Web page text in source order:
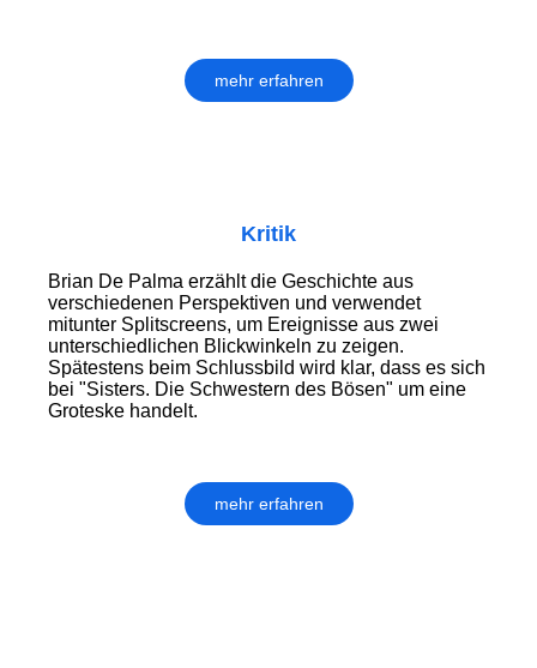
mehr erfahren
Kritik
Brian De Palma erzählt die Geschichte aus
verschiedenen Perspektiven und verwendet
mitunter Splitscreens, um Ereignisse aus zwei
unterschiedlichen Blickwinkeln zu zeigen.
Spätestens beim Schlussbild wird klar, dass es sich
bei "Sisters. Die Schwestern des Bösen" um eine
Groteske handelt.
mehr erfahren